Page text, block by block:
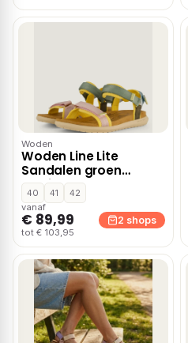
Woden
Woden Line Lite
Sandalen groen
Textiel
40 41
42
vanaf
€ 89,99
tot € 103,95
2 shops